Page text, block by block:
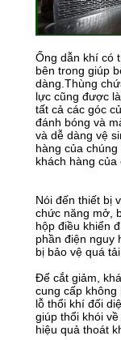
Ống dẫn khí có
bên trong giúp
dàng.Thùng
lực cũng được
tất cả các góc
đánh bóng và
và dễ dàng vệ
hàng của
khách hàng của
Nói đến thiết bị
chức năng mở,
hộp điều khiển
phần điện nguy
bị bảo vệ quá
Để cắt giảm,
cung cấp
lỗ thổi khí đối
giúp thổi khói
hiệu quả thoát